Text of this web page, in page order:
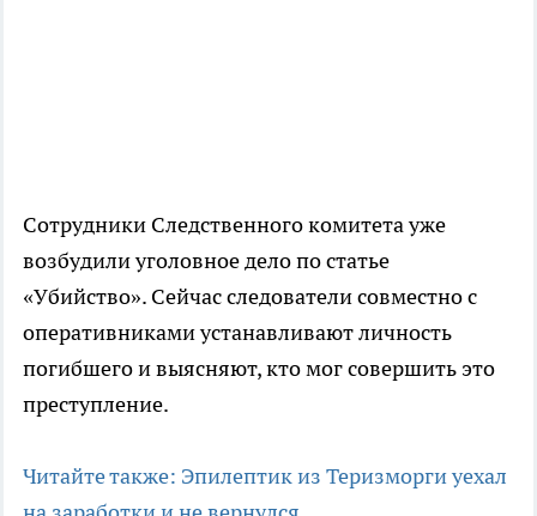
Сотрудники Следственного комитета уже
возбудили уголовное дело по статье
«Убийство». Сейчас следователи совместно с
оперативниками устанавливают личность
погибшего и выясняют, кто мог совершить это
преступление.
Читайте также: Эпилептик из Теризморги уехал